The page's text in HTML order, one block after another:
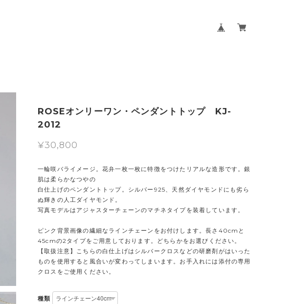
ROSEオンリーワン・ペンダントトップ KJ-
2012
¥30,800
一輪咲バライメージ。花弁一枚一枚に特徴をつけたリアルな造形です。銀
肌は柔らかなつやの
白仕上げのペンダントトップ。シルバー925、天然ダイヤモンドにも劣ら
ぬ輝きの人工ダイヤモンド。
写真モデルはアジャスターチェーンのマチネタイプを装着しています。
ピンク背景画像の繊細なラインチェーンをお付けします。長さ40cmと
45cmの2タイプをご用意しております。どちらかをお選びください。
【取扱注意】こちらの白仕上げはシルバークロスなどの研磨剤がはいった
ものを使用すると風合いが変わってしまいます。お手入れには添付の専用
クロスをご使用ください。
種類